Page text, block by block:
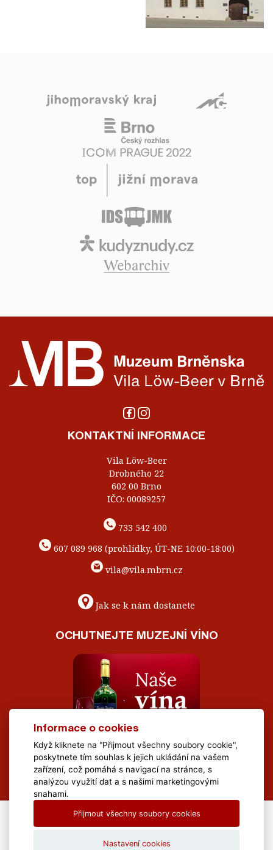
KONTAKTNÍ INFORMACE
Vila Löw-Beer
Drobného 22
602 00 Brno
IČO: 00089257
733 542 400
607 089 968 (prohlídky, ÚT-NE 10:00-18:00)
vila@vila.mbrn.cz
Jak se k nám dostanete
OCHUTNEJTE MUZEJNÍ VÍNO
All Rights Reserved Muzeum Brněnska © 2020, Webdesign by
Informace o cookies
Když kliknete na "Přijmout všechny soubory cookie",
poskytnete tím souhlas k jejich ukládání na vašem
zařízení, což pomáhá s navigací na stránce, s
analýzou využití dat a s našimi marketingovými
snahami.
Přijmout všechny soubory cookies
Nastavení cookies